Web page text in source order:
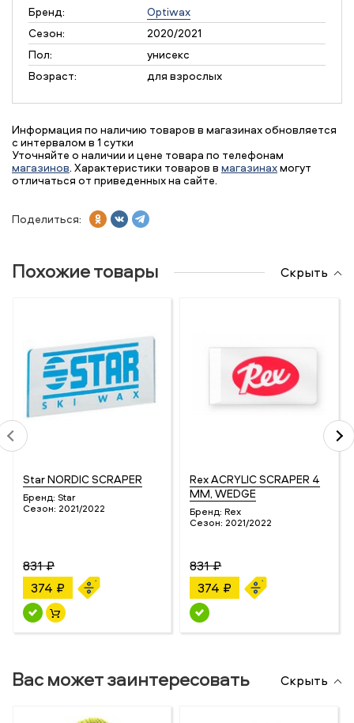
Бренд:
Optiwax
Сезон:
2020/2021
Пол:
унисекс
Возраст:
для взрослых
Информация по наличию товаров в магазинах обновляется
с интервалом в 1 сутки
Уточняйте о наличии и цене товара по телефонам
магазинов. Характеристики товаров в магазинахмогут
отличаться от приведенных на сайте.
Поделиться:
Похожие товары Скрыть
Star NORDIC SCRAPER
Бренд: Star
Сезон: 2021/2022
831 ₽
374 ₽
Rex ACRYLIC SCRAPER 4
MM, WEDGE
Бренд: Rex
Сезон: 2021/2022
831 ₽
374 ₽
Вас может заинтересовать Скрыть